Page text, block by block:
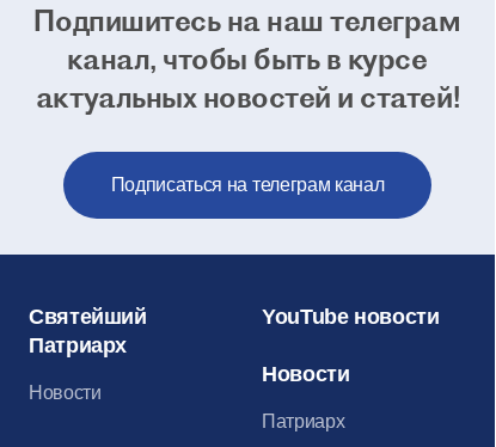
Подпишитесь на наш телеграм
канал, чтобы быть в курсе
актуальных новостей и статей!
Подписаться на телеграм канал
Святейший
Патриарх
Новости
YouTube новости
Новости
Патриарх